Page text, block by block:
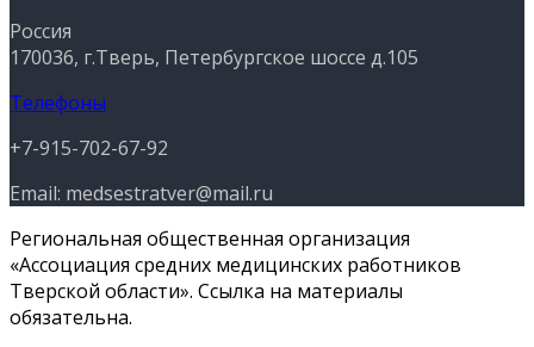
Россия
170036, г.Тверь, Петербургское шоссе д.105
Телефоны
+7-915-702-67-92
Email: medsestratver@mail.ru
Региональная общественная организация
«Ассоциация средних медицинских работников
Тверской области». Ссылка на материалы
обязательна.